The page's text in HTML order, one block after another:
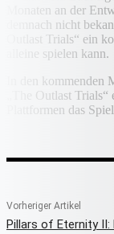
Monaten an der
demnach nicht
Outlast Trials“ ein
alleine spielen kann.
In den kommenden
„The Outlast
Plattformen das
Vorheriger Artikel
Pillars of Eternity II: